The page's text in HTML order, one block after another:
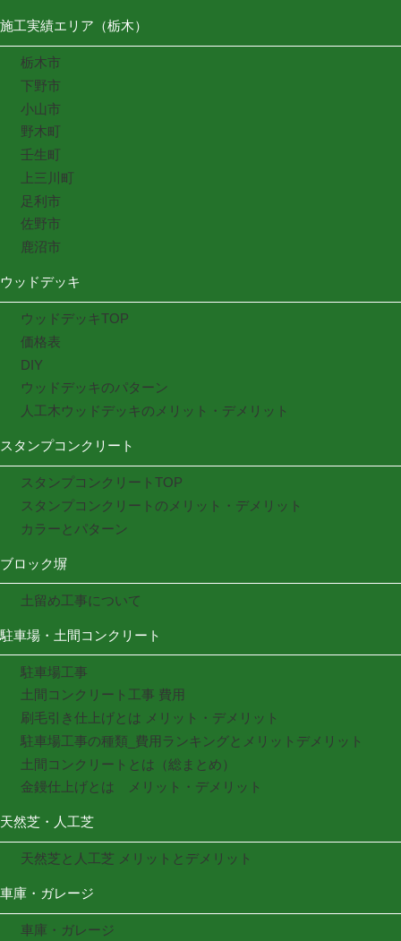
施工実績エリア（栃木）
栃木市
下野市
小山市
野木町
壬生町
上三川町
足利市
佐野市
鹿沼市
ウッドデッキ
ウッドデッキTOP
価格表
DIY
ウッドデッキのパターン
人工木ウッドデッキのメリット・デメリット
スタンプコンクリート
スタンプコンクリートTOP
スタンプコンクリートのメリット・デメリット
カラーとパターン
ブロック塀
土留め工事について
駐車場・土間コンクリート
駐車場工事
土間コンクリート工事 費用
刷毛引き仕上げとは メリット・デメリット
駐車場工事の種類_費用ランキングとメリットデメリット
土間コンクリートとは（総まとめ）
金鏝仕上げとは メリット・デメリット
天然芝・人工芝
天然芝と人工芝 メリットとデメリット
車庫・ガレージ
車庫・ガレージ